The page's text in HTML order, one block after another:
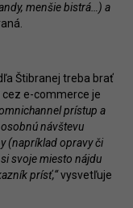
menšie bistrá…) a
Štibranej treba brať
e-commerce je
prístup a
návštevu
(napríklad opravy či
svoje miesto nájdu
prísť,“vysvetľuje